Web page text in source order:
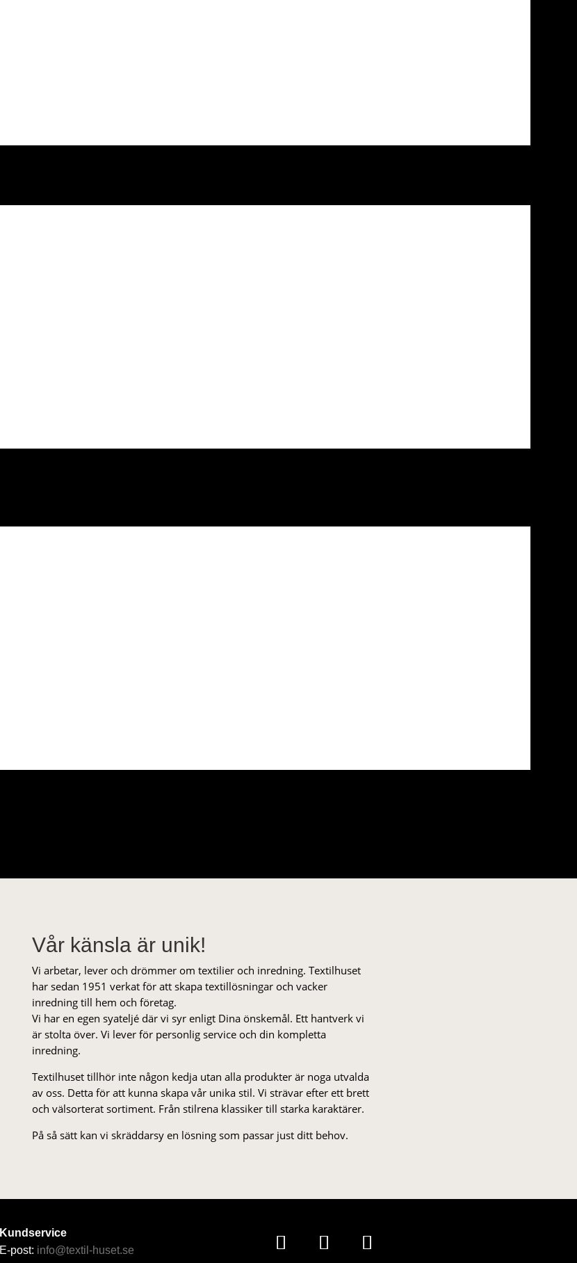
Vår känsla är unik!
Vi arbetar, lever och drömmer om textilier och inredning. Textilhuset
har sedan 1951 verkat för att skapa textillösningar och vacker
inredning till hem och företag.
Vi har en egen syateljé där vi syr enligt Dina önskemål. Ett hantverk vi
är stolta över. Vi lever för personlig service och din kompletta
inredning.
Textilhuset tillhör inte någon kedja utan alla produkter är noga utvalda
av oss. Detta för att kunna skapa vår unika stil. Vi strä­var efter ett brett
och välsorterat sor­ti­ment. Från stil­rena klas­siker till starka karaktärer.
På så sätt kan vi skräddarsy en lösning som passar just ditt behov.
Kundservice
E-post: info@textil-huset.se